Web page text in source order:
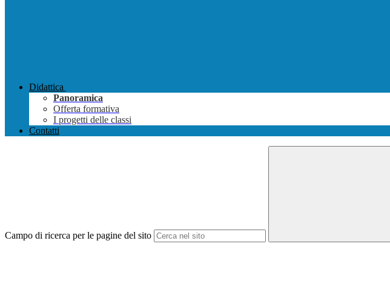
Didattica
Panoramica
Offerta formativa
I progetti delle classi
Contatti
Campo di ricerca per le pagine del sito